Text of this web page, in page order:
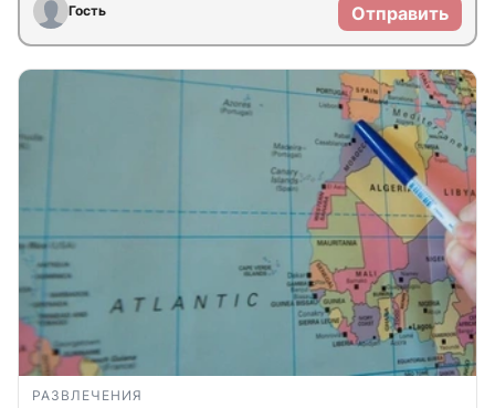
Гость Отправить
РАЗВЛЕЧЕНИЯ